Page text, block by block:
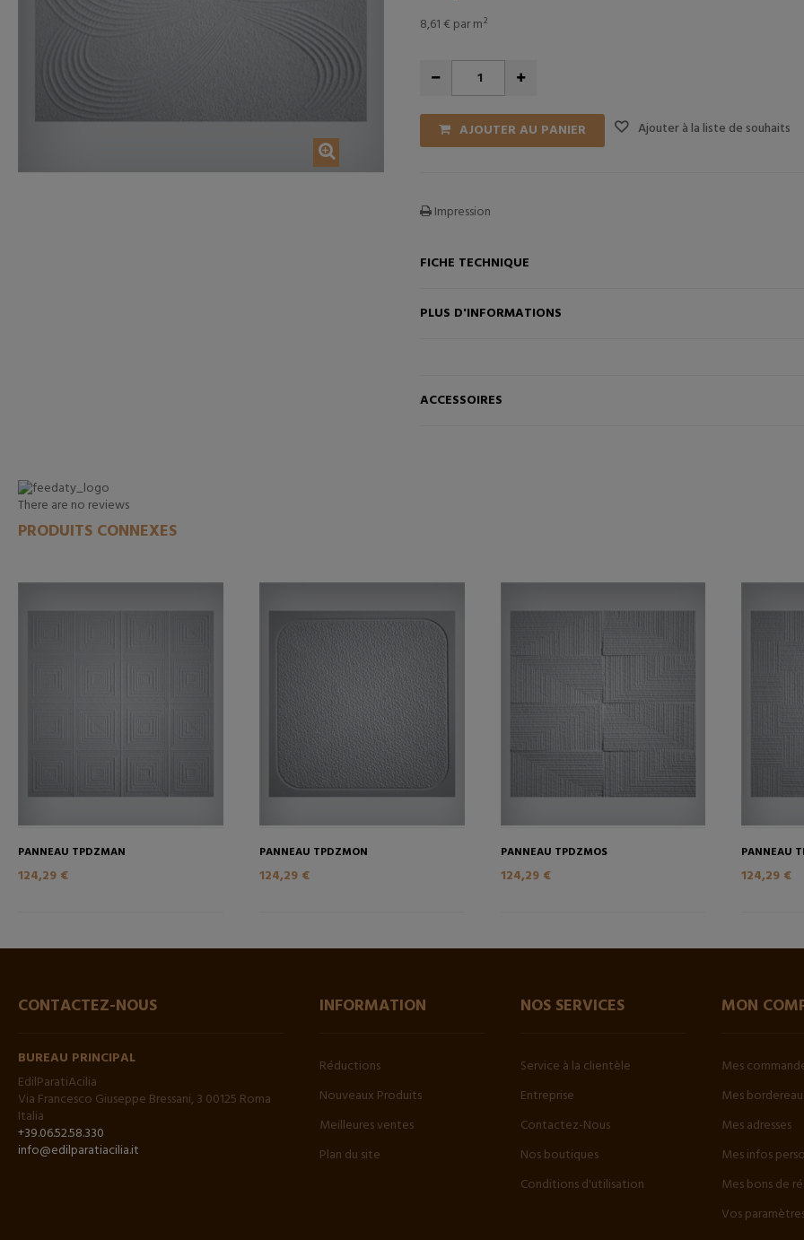
8,61 € par m²
AJOUTER AU PANIER Ajouter à la liste de souhaits
Impression
FICHE TECHNIQUE
PLUS D'INFORMATIONS
ACCESSOIRES
There are no reviews
PRODUITS CONNEXES
PANNEAU TPDZMAN
124,29 €
AJOUTER AU PANIER
PANNEAU TPDZMON
124,29 €
PANNEAU TPDZMOS
124,29 €
PANNEAU
124,29 €
CONTACTEZ-NOUS
BUREAU PRINCIPAL
EdilParatiAcilia
Via Francesco Giuseppe Bressani, 3 00125 Roma
Italia
+39.06.52.58.330
info@edilparatiacilia.it
INFORMATION
Réductions
Nouveaux Produits
Meilleures ventes
Plan du site
NOS SERVICES
Service à la clientèle
Entreprise
Contactez-Nous
Nos boutiques
Conditions d'utilisation
MON
Mes
Mes
Mes adresses
Mes infos
Mes bons de
Vos